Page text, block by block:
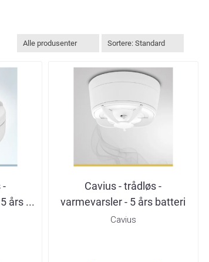
-
års ...
Cavius - trådløs -
varmevarsler - 5 års batteri
Cavius